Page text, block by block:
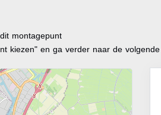
montagepunt
kiezen" en ga verder naar de